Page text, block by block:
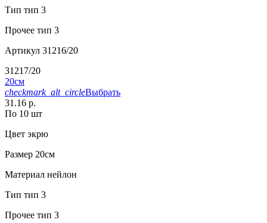
Тип тип 3
Прочее тип 3
Артикул 31216/20
31217/20
20см
checkmark_alt_circleВыбрать
31.16 р.
По 10 шт
Цвет экрю
Размер 20см
Материал нейлон
Тип тип 3
Прочее тип 3